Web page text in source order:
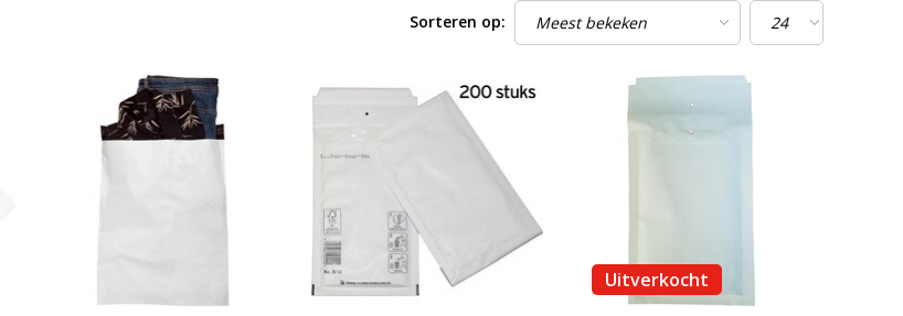
Sorteren op:
Uitverkocht